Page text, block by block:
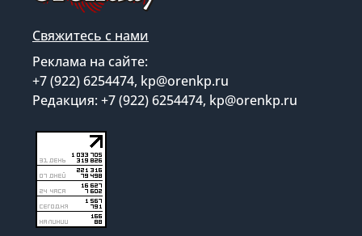
Свяжитесь с нами
Реклама на сайте:
+7 (922) 6254474, kp@orenkp.ru
Редакция: +7 (922) 6254474, kp@orenkp.ru